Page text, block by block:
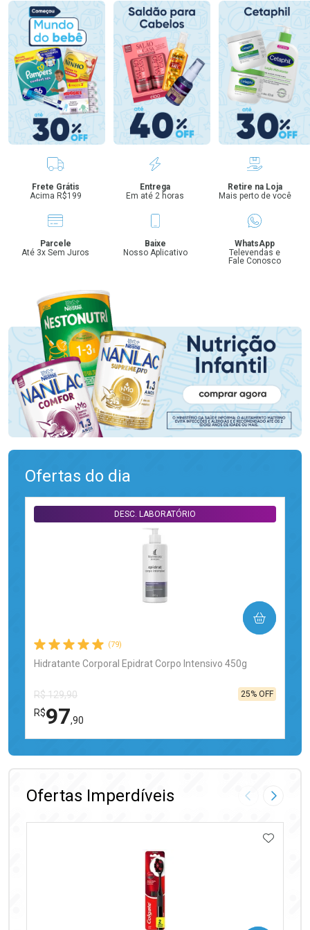
Benefícios
Frete Grátis
Acima R$199
Entrega
Em até 2 horas
Retire na Loja
Mais perto de você
Parcele
Até 3x Sem Juros
Baixe
Nosso Aplicativo
WhatsApp
Televendas e
Fale Conosco
Ofertas do dia
(79)
Hidratante Corporal Epidrat Corpo Intensivo 450g
DESC. LABORATÓRIO
R$ 129,90
R$97,90
25% OFF
COMPRAR
FECHAR
FECHAR
Ofertas Imperdíveis Imagem